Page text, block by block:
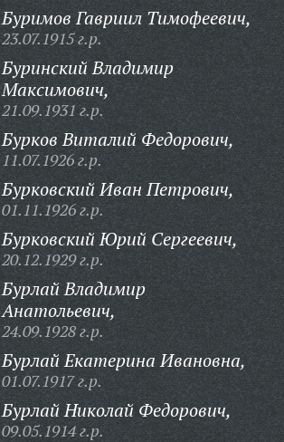
Буримов Гавриил Тимофеевич,
23.07.1915 г.р.
Буринский Владимир
Максимович,
21.09.1931 г.р.
Бурков Виталий Федорович,
11.07.1926 г.р.
Бурковский Иван Петрович,
01.11.1926 г.р.
Бурковский Юрий Сергеевич,
20.12.1929 г.р.
Бурлай Владимир
Анатольевич,
24.09.1928 г.р.
Бурлай Екатерина Ивановна,
01.07.1917 г.р.
Бурлай Николай Федорович,
09.05.1914 г.р.